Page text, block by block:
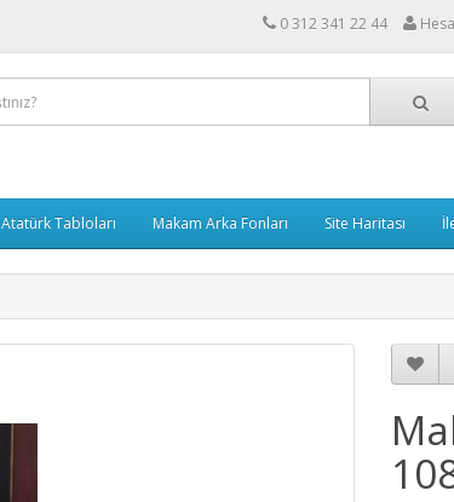
0 312 341 22 44
Atatürk Tabloları Makam Arka Fonları Site Haritası